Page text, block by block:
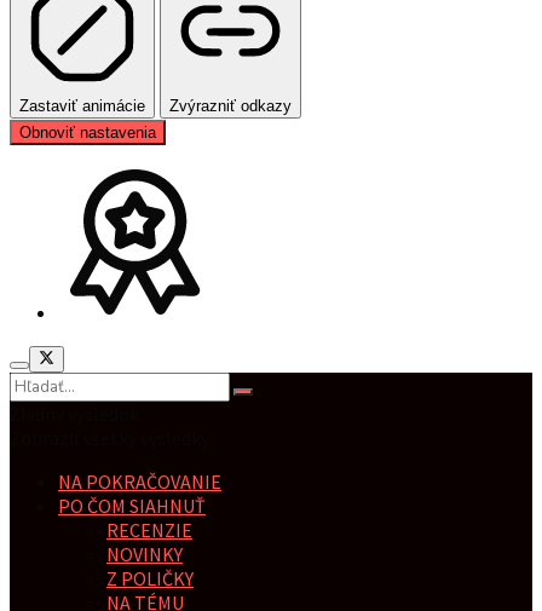
Zastaviť animácie
Zvýrazniť odkazy
Obnoviť nastavenia
NA POKRAČOVANIE
PO ČOM SIAHNUŤ
RECENZIE
NOVINKY
Z POLIČKY
NA TÉMU